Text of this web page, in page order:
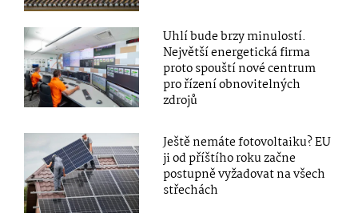
Uhlí bude brzy minulostí.
Největší energetická firma
proto spouští nové centrum
pro řízení obnovitelných
zdrojů
Ještě nemáte fotovoltaiku? EU
ji od příštího roku začne
postupně vyžadovat na všech
střechách